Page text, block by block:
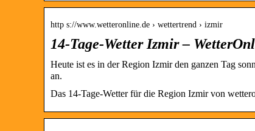
http s://www.wetteronline.de › wettertrend › izmir
14-Tage-Wetter Izmir –
Heute ist es in der Region Izmir den ganzen Tag
an.
Das 14-Tage-Wetter für die Region Izmir von